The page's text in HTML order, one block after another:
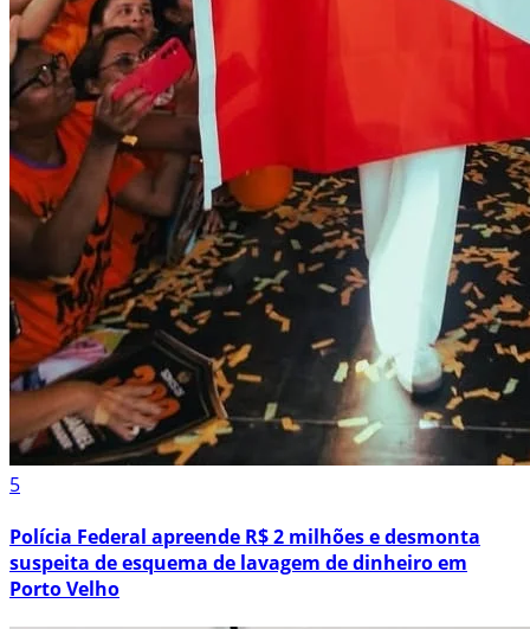
5
Polícia Federal apreende R$ 2 milhões e desmonta
suspeita de esquema de lavagem de dinheiro em
Porto Velho